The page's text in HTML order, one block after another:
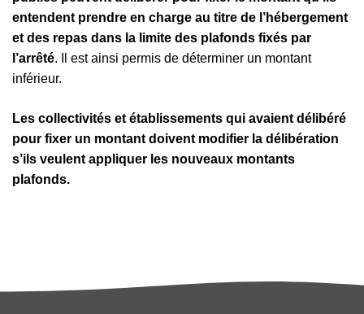
entendent prendre en charge au titre de l’hébergement
et des repas dans la limite des plafonds fixés par
l’arrêté. Il est ainsi permis de déterminer un montant
inférieur.
Les collectivités et établissements qui avaient délibéré
pour fixer un montant doivent modifier la délibération
s’ils veulent appliquer les nouveaux montants
plafonds.